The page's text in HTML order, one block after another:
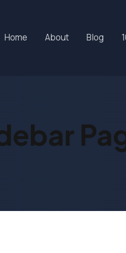
Home About Blog